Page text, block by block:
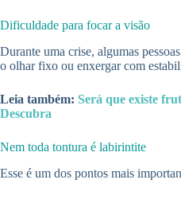
Dificuldade para focar a visão
Durante uma crise, algumas
o olhar fixo ou enxergar com
Leia também: Será que existe
Descubra
Nem toda tontura é labirintite
Esse é um dos pontos mais